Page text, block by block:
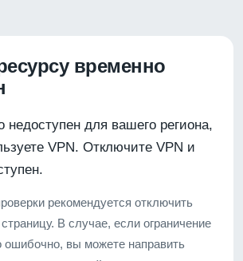
временно
недоступен для вашего региона,
VPN. Отключите VPN и
рекомендуется отключить
В случае, если ограничение
ошибочно, вы можете направить